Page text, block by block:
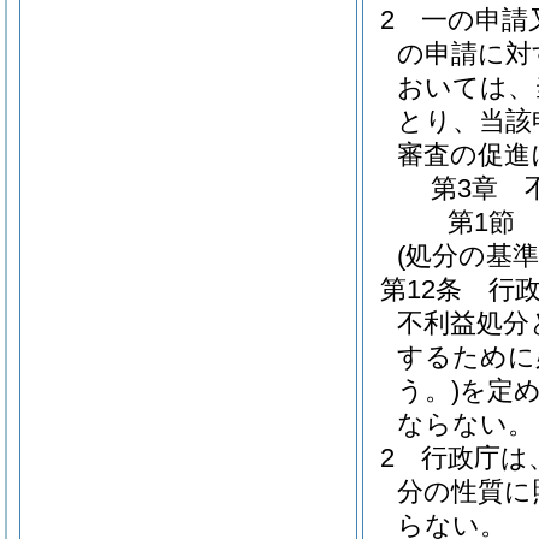
2
一の申請
の申請に
おいては
とり、当
審査の促
第3章
第1節
(処分の基
第12条
行
不利益処
するため
う。)を定
ならない。
2
行政庁は
分の性質
らない。